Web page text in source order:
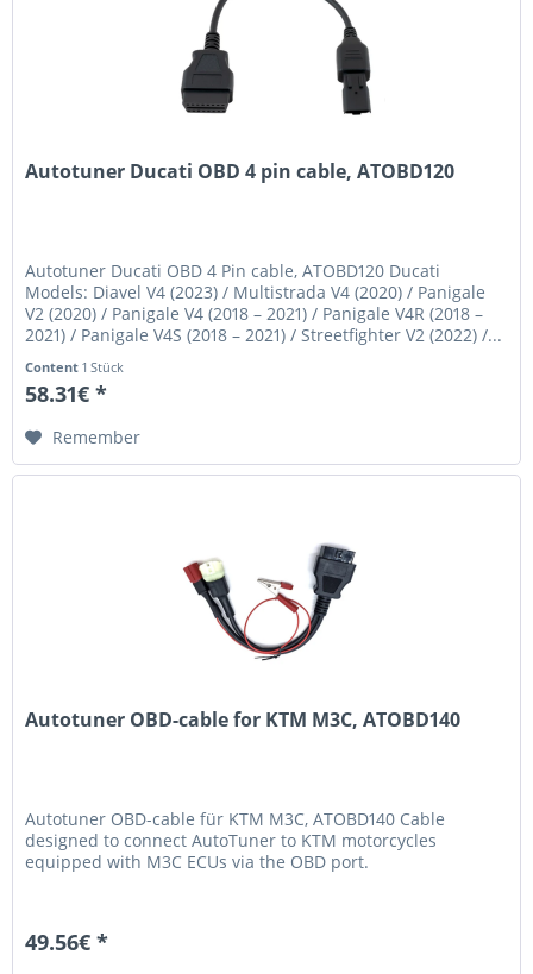
Autotuner Ducati OBD 4 pin cable, ATOBD120
Autotuner Ducati OBD 4 Pin cable, ATOBD120 Ducati
Models: Diavel V4 (2023) / Multistrada V4 (2020) / Panigale
V2 (2020) / Panigale V4 (2018 – 2021) / Panigale V4R (2018 –
2021) / Panigale V4S (2018 – 2021) / Streetfighter V2 (2022) /...
Content1 Stück
58.31€ *
Remember
Autotuner OBD-cable for KTM M3C, ATOBD140
Autotuner OBD-cable für KTM M3C, ATOBD140 Cable
designed to connect AutoTuner to KTM motorcycles
equipped with M3C ECUs via the OBD port.
49.56€ *